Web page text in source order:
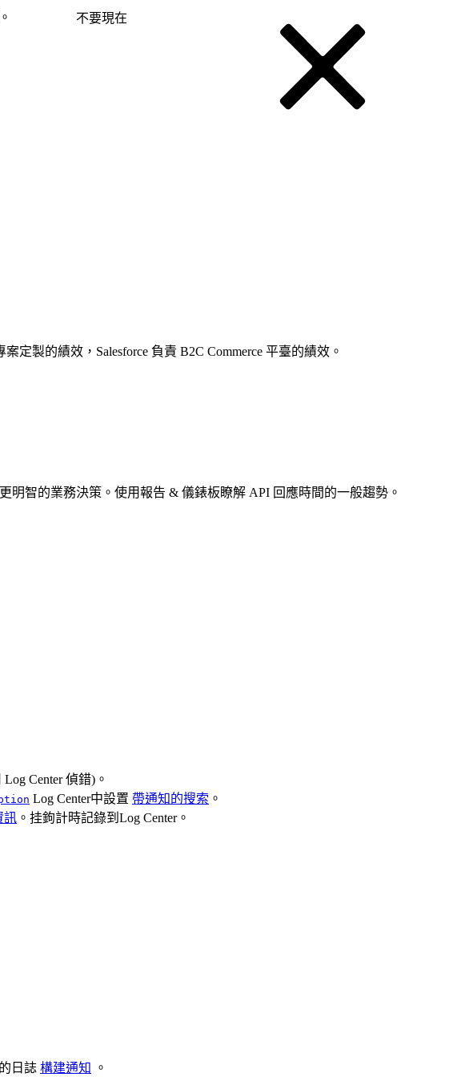
。 不要現在
定製的績效，Salesforce 負責 B2C Commerce 平臺的績效。
明智的業務決策。使用報告 & 儀錶板瞭解 API 回應時間的一般趨勢。
Center 偵錯)。
Log Center中設置 帶通知的搜索 。
訊 。挂鉤計時記錄到Log Center。
日誌 構建通知 。